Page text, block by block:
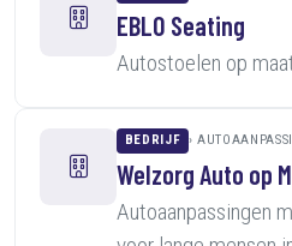
EBLO Seating
Autostoelen op
BEDRIJF
Welzorg Auto op
Autoaanpassingen